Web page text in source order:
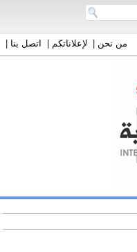
من نحن| لإعلاناتكم| اتصل بنا|